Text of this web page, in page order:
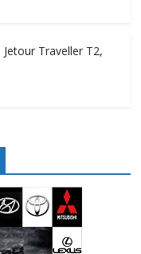
Traveller T2,